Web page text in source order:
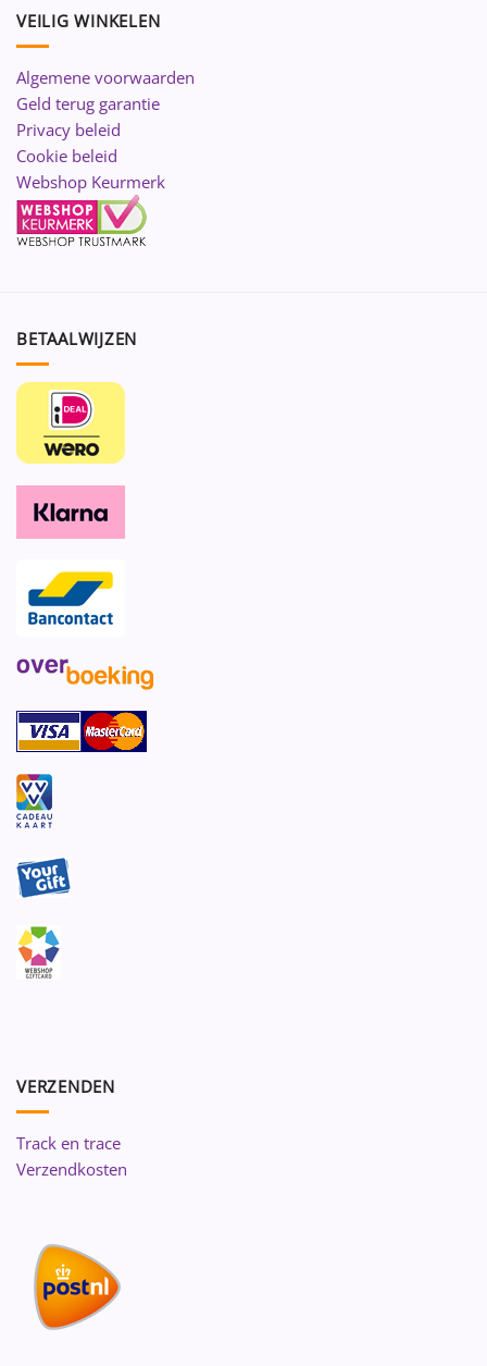
VEILIG WINKELEN
Algemene voorwaarden
Geld terug garantie
Privacy beleid
Cookie beleid
Webshop Keurmerk
BETAALWIJZEN
VERZENDEN
Track en trace
Verzendkosten